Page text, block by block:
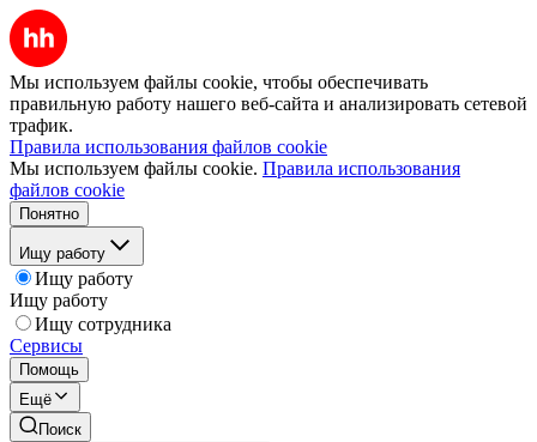
Мы используем файлы cookie, чтобы обеспечивать
правильную работу нашего веб-сайта и анализировать сетевой
трафик.
Правила использования файлов cookie
Мы используем файлы cookie. Правила использования
файлов cookie
Понятно
Ищу работу
Ищу работу
Ищу работу
Ищу сотрудника
Сервисы
Помощь
Ещё
Поиск